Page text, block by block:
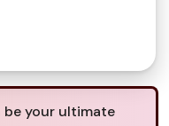
be your ultimate